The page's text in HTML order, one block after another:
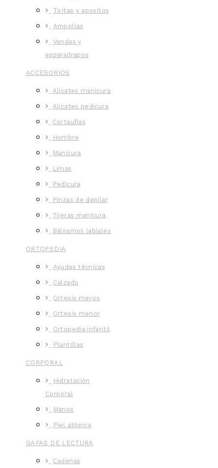
Tiritas y apositos
Ampollas
Vendas y
esparadrapos
ACCESORIOS
Alicates manicura
Alicates pedicura
Cortauñas
Hombre
Manicura
Limas
Pedicura
Pinzas de depilar
Tijeras manicura
Bálsamos labiales
ORTOPEDIA
Ayudas técnicas
Calzado
Ortesis mayos
Ortesis menor
Ortopedia infantil
Plantillas
CORPORAL
Hidratación
Corporal
Manos
Piel atópica
GAFAS DE LECTURA
Cadenas